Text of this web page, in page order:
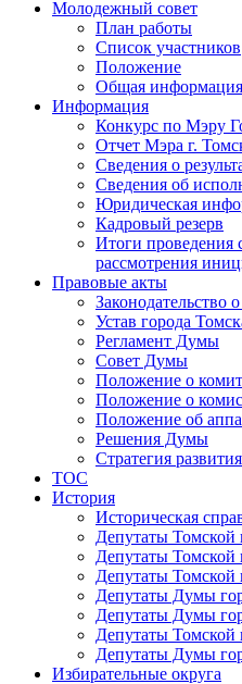
Молодежный совет
План работы
Список участников
Положение
Общая информация
Информация
Конкурс по Мэру
Отчет Мэра г.
Сведения о
Сведения об
Юридическая
Кадровый резерв
Итоги проведения
рассмотрения
Правовые акты
Законодательство
Устав города
Регламент Думы
Совет Думы
Положение о
Положение о
Положение об
Решения Думы
Стратегия
ТОС
История
Историческая
Депутаты Томской
Депутаты Томской
Депутаты Томской
Депутаты Думы
Депутаты Думы
Депутаты
Депутаты Думы
Избирательные округа